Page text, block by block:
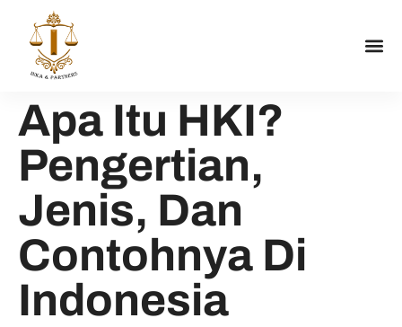
Apa Itu HKI?
Pengertian,
Jenis, Dan
Contohnya Di
Indonesia